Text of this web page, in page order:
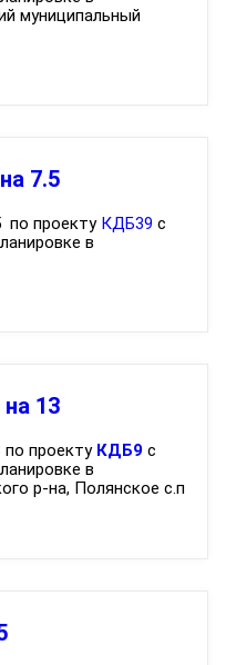
муниципальный
7.5
по проекту КДБ39 с
в
13
по проекту КДБ9с
в
р-на, Полянское с.п